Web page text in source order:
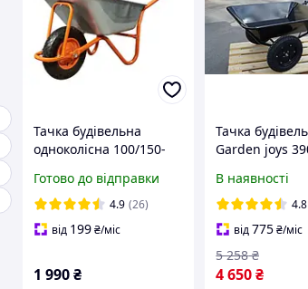
Тачка будівельна
одноколісна 100/150-
Готово до відправки
4.9 (26)
від 199₴/міс
1 990₴
Тачка
Garden joys
на
Садово-
тачка
В наявності
4.8
від775₴/міс
4 650₴
5 258 ₴